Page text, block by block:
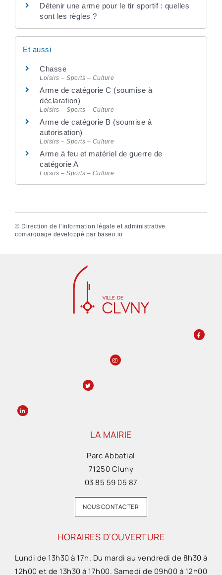
Détenir une arme pour le tir sportif : quelles
sont les règles ?
Et aussi
Chasse
Loisirs – Sports – Culture
Arme de catégorie C (soumise à
déclaration)
Loisirs – Sports – Culture
Arme de catégorie B (soumise à
autorisation)
Loisirs – Sports – Culture
Arme à feu et matériel de guerre de
catégorie A
Loisirs – Sports – Culture
© Direction de l’information légale et administrative
comarquage developpé par baseo.io
LA MAIRIE
Parc Abbatial
71250 Cluny
03 85 59 05 87
NOUS CONTACTER
HORAIRES D'OUVERTURE
Lundi de 13h30 à 17h. Du mardi au vendredi de 8h30 à
12h00 et de 13h30 à 17h00. Samedi de 09h00 à 12h00